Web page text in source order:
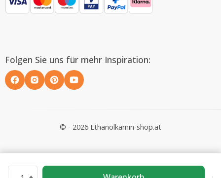
Folgen Sie uns für mehr Inspiration:
© - 2026 Ethanolkamin-shop.at